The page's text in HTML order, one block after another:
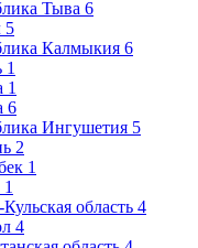
Тыва 6
5
Калмыкия 6
1
1
6
Ингушетия 5
2
1
1
область 4
4